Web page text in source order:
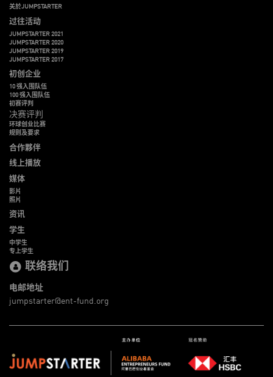
关於JUMPSTARTER
过往活动
JUMPSTARTER 2021
JUMPSTARTER 2020
JUMPSTARTER 2019
JUMPSTARTER 2017
初创企业
10 强入围队伍
100 强入围队伍
初赛评判
决赛评判
环球创业比赛
规则及要求
合作夥伴
线上播放
媒体
影片
照片
资讯
学生
中学生
专上学生
联络我们
电邮地址
jumpstarter@ent-fund.org